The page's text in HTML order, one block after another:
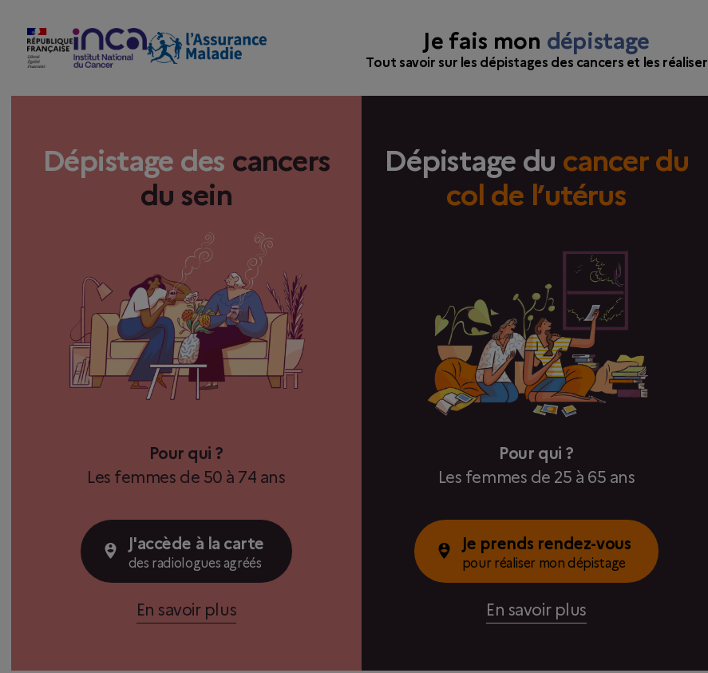
Je fais mon dépistage
Tout savoir sur les dépistages des cancers et les réaliser
Dépistage des cancers
du sein
Pour qui ?
Les femmes de 50 à 74 ans
J'accède à la carte
des radiologues agréés
En savoir plus
Dépistage du cancer du
col de l’utérus
Pour qui ?
Les femmes de 25 à 65 ans
Je prends rendez-vous
pour réaliser mon dépistage
En savoir plus